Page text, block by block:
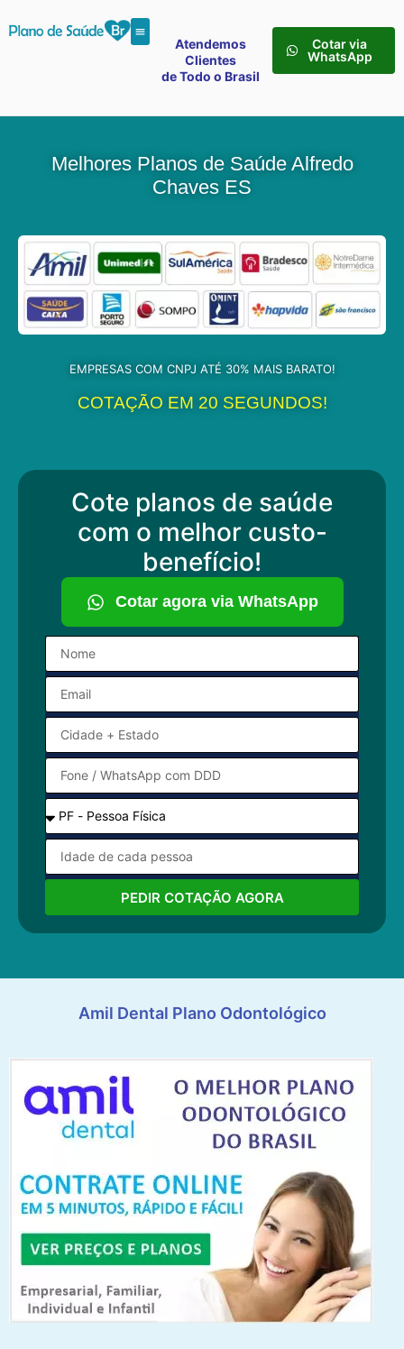
Atendemos
Clientes
de Todo o Brasil
Cotar via
WhatsApp
Melhores Planos de Saúde Alfredo
Chaves ES
EMPRESAS COM CNPJ ATÉ 30% MAIS BARATO!
COTAÇÃO EM 20 SEGUNDOS!
Cote planos de saúde
com o melhor custo-
benefício!
Cotar agora via WhatsApp
PEDIR COTAÇÃO AGORA
Amil Dental Plano Odontológico